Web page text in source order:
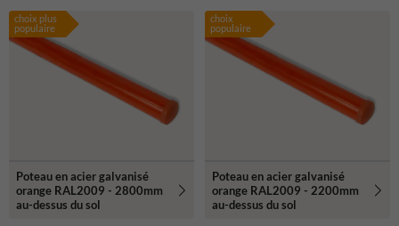
choix plus
populaire
Poteau en acier galvanisé
orange RAL2009 - 2800mm
au-dessus du sol
choix
populaire
Poteau en acier galvanisé
orange RAL2009 - 2200mm
au-dessus du sol